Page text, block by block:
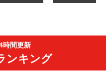
時間更新
ンキング